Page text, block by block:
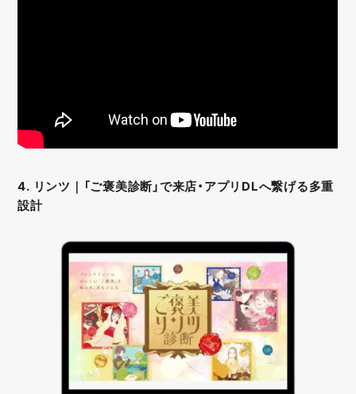
4. リンツ｜「ご褒美診断」で来店・アプリDLへ繋げる多重
設計